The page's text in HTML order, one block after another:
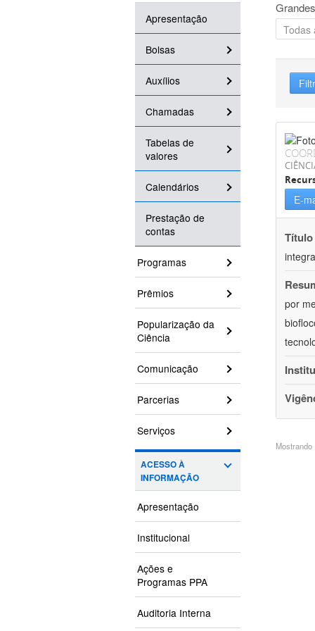
Apresentação
Bolsas
Auxílios
Chamadas
Tabelas de
valores
Calendários
Prestação de
contas
Programas
Prêmios
Popularização da
Ciência
Comunicação
Parcerias
Serviços
ACESSO À
INFORMAÇÃO
Apresentação
Institucional
Ações e
Programas PPA
Auditoria Interna
E-
por
Mostrando